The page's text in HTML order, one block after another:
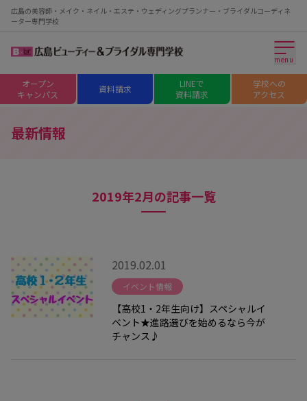
広島の美容師・メイク・ネイル・エステ・ウェディングプランナー・ブライダルコーディネ
ーター専門学校
menu
オープン
キャンパス
資料請求
LINEで
資料請求
学校への
アクセス
最新情報
2019年2月の記事一覧
2019.02.01
イベント情報
【高校1・2年生向け】スペシャルイ
ベント★進路選びを始めるなら今が
チャンス♪